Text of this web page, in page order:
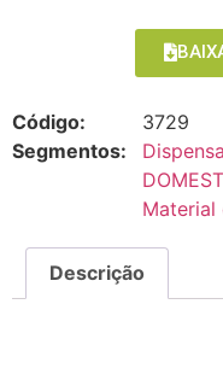
Código:
3729
Segmentos:
Material
Descrição